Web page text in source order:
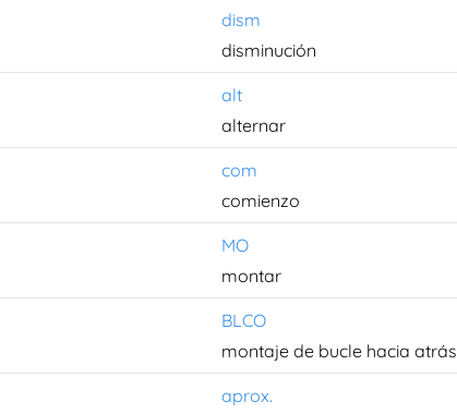
dism
disminución
alt
alternar
com
comienzo
MO
montar
BLCO
montaje de bucle hacia atrás
aprox.